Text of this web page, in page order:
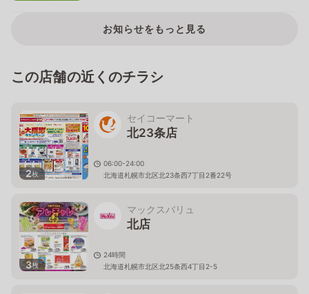
お知らせをもっと見る
この店舗の近くのチラシ
2枚
セイコーマート
北23条店
06:00-24:00
北海道札幌市北区北23条西7丁目2番22号
3枚
マックスバリュ
北店
24時間
北海道札幌市北区北25条西4丁目2-5